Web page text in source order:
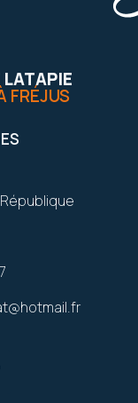
LATAPIE
FRÉJUS